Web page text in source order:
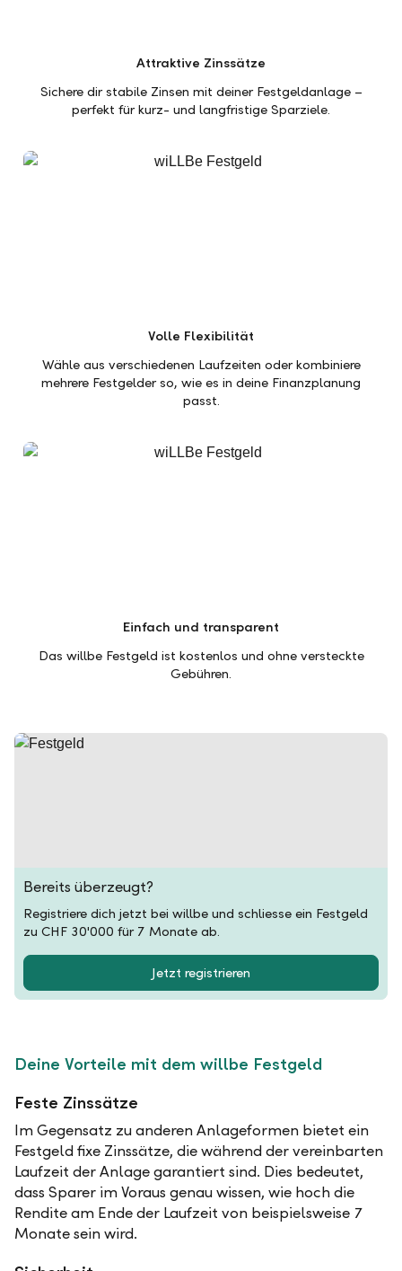
Attraktive Zinssätze
Sichere dir stabile Zinsen mit deiner Festgeldanlage –
perfekt für kurz- und langfristige Sparziele.
Volle Flexibilität
Wähle aus verschiedenen Laufzeiten oder kombiniere
mehrere Festgelder so, wie es in deine Finanzplanung
passt.
Einfach und transparent
Das willbe Festgeld ist kostenlos und ohne versteckte
Gebühren.
Bereits überzeugt?
Registriere dich jetzt bei willbe und schliesse ein Festgeld
zu CHF 30'000 für 7 Monate ab.
Jetzt registrieren
Deine Vorteile mit dem willbe Festgeld
Feste Zinssätze
Im Gegensatz zu anderen Anlageformen bietet ein
Festgeld fixe Zinssätze, die während der vereinbarten
Laufzeit der Anlage garantiert sind. Dies bedeutet,
dass Sparer im Voraus genau wissen, wie hoch die
Rendite am Ende der Laufzeit von beispielsweise 7
Monate sein wird.